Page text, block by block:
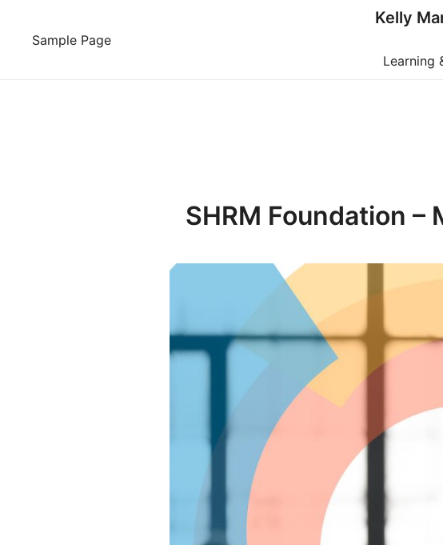
Sample Page
Kelly
Learning
SHRM Foundation